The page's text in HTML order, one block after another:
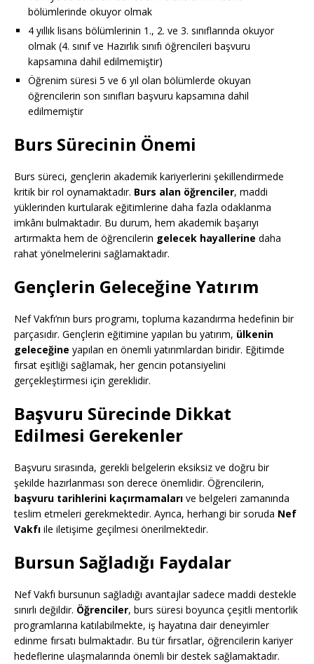
bölümlerinde okuyor olmak
4 yıllık lisans bölümlerinin 1., 2. ve 3. sınıflarında okuyor
olmak (4. sınıf ve Hazırlık sınıfı öğrencileri başvuru
kapsamına dahil edilmemiştir)
Öğrenim süresi 5 ve 6 yıl olan bölümlerde okuyan
öğrencilerin son sınıfları başvuru kapsamına dahil
edilmemiştir
Burs Sürecinin Önemi
Burs süreci, gençlerin akademik kariyerlerini şekillendirmede
kritik bir rol oynamaktadır. Burs alan öğrenciler, maddi
yüklerinden kurtularak eğitimlerine daha fazla odaklanma
imkânı bulmaktadır. Bu durum, hem akademik başarıyı
artırmakta hem de öğrencilerin gelecek hayallerine daha
rahat yönelmelerini sağlamaktadır.
Gençlerin Geleceğine Yatırım
Nef Vakfı’nın burs programı, topluma kazandırma hedefinin bir
parçasıdır. Gençlerin eğitimine yapılan bu yatırım, ülkenin
geleceğine yapılan en önemli yatırımlardan biridir. Eğitimde
fırsat eşitliği sağlamak, her gencin potansiyelini
gerçekleştirmesi için gereklidir.
Başvuru Sürecinde Dikkat
Edilmesi Gerekenler
Başvuru sırasında, gerekli belgelerin eksiksiz ve doğru bir
şekilde hazırlanması son derece önemlidir. Öğrencilerin,
başvuru tarihlerini kaçırmamaları ve belgeleri zamanında
teslim etmeleri gerekmektedir. Ayrıca, herhangi bir soruda Nef
Vakfı ile iletişime geçilmesi önerilmektedir.
Bursun Sağladığı Faydalar
Nef Vakfı bursunun sağladığı avantajlar sadece maddi destekle
sınırlı değildir. Öğrenciler, burs süresi boyunca çeşitli mentorlik
programlarına katılabilmekte, iş hayatına dair deneyimler
edinme fırsatı bulmaktadır. Bu tür fırsatlar, öğrencilerin kariyer
hedeflerine ulaşmalarında önemli bir destek sağlamaktadır.